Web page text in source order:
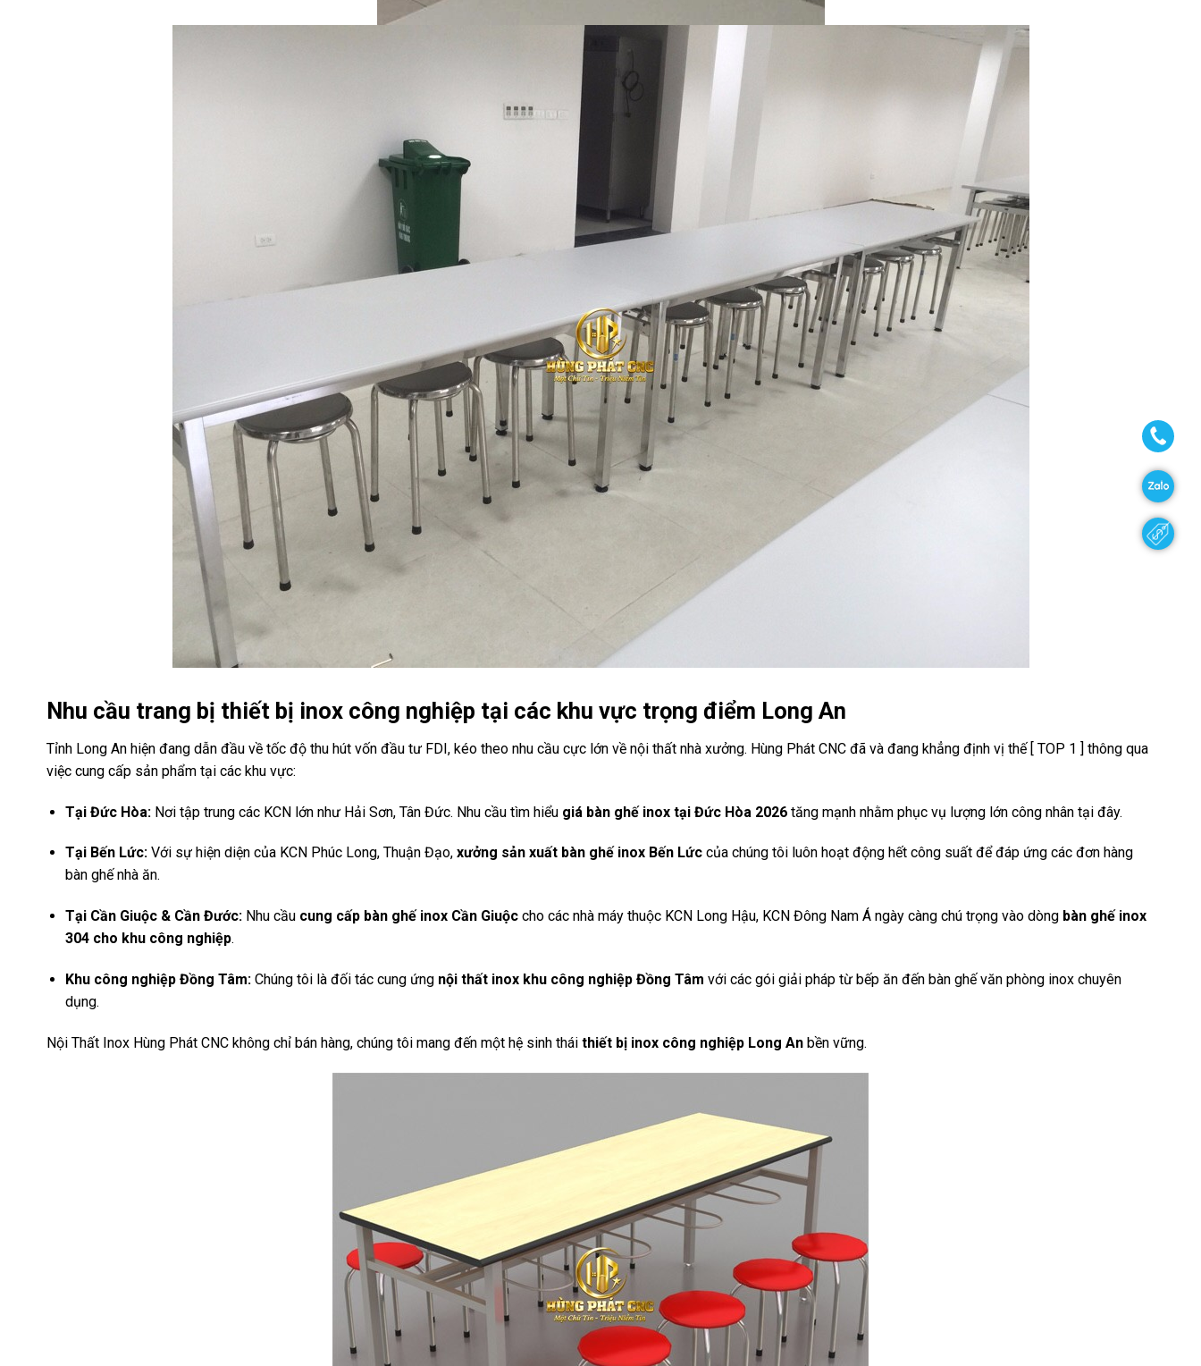
Nhu cầu trang bị thiết bị inox công nghiệp tại các khu vực trọng điểm Long An
Tỉnh Long An hiện đang dẫn đầu về tốc độ thu hút vốn đầu tư FDI, kéo theo nhu cầu cực lớn về nội thất nhà xưởng. Hùng Phát CNC đã và đang khẳng định vị thế [ TOP 1 ] thông qua
việc cung cấp sản phẩm tại các khu vực:
Tại Đức Hòa:Nơi tập trung các KCN lớn như Hải Sơn, Tân Đức. Nhu cầu tìm hiểu giá bàn ghế inox tại Đức Hòa 2026tăng mạnh nhằm phục vụ lượng lớn công nhân tại đây.
Tại Bến Lức:Với sự hiện diện của KCN Phúc Long, Thuận Đạo, xưởng sản xuất bàn ghế inox Bến Lứccủa chúng tôi luôn hoạt động hết công suất để đáp ứng các đơn hàng
bàn ghế nhà ăn.
Tại Cần Giuộc & Cần Đước:Nhu cầu cung cấp bàn ghế inox Cần Giuộccho các nhà máy thuộc KCN Long Hậu, KCN Đông Nam Á ngày càng chú trọng vào dòng bàn ghế inox
304 cho khu công nghiệp.
Khu công nghiệp Đồng Tâm:Chúng tôi là đối tác cung ứng nội thất inox khu công nghiệp Đồng Tâm với các gói giải pháp từ bếp ăn đến bàn ghế văn phòng inox chuyên
dụng.
Nội Thất Inox Hùng Phát CNC không chỉ bán hàng, chúng tôi mang đến một hệ sinh thái thiết bị inox công nghiệp Long An bền vững.